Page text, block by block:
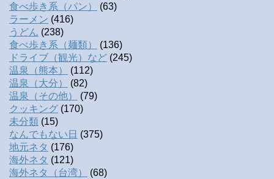
食べ歩き系（パン）
(63)
ラーメン (416)
うどん (238)
食べ歩き系（麺類）
(136)
ドライブ（観光）など (245)
温泉（熊本）
(112)
温泉（大分）
(82)
温泉（その他）
(79)
クッキング (170)
未分類 (15)
なんでもない日 (375)
地元ネタ (176)
海外ネタ (121)
海外ネタ（台湾）
(68)